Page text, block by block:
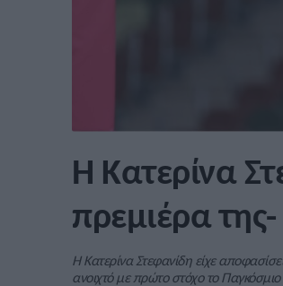
Η Κατερίνα
πρεμιέρα
Η Κατερίνα Στεφανίδη είχε
ανοιχτό με πρώτο στόχο το